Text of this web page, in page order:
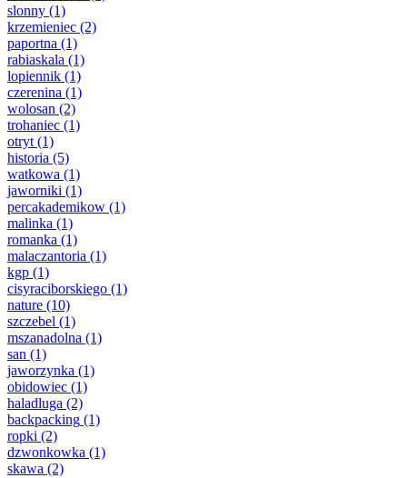
slonny (1)
krzemieniec (2)
paportna (1)
rabiaskala (1)
lopiennik (1)
czerenina (1)
wolosan (2)
trohaniec (1)
otryt (1)
historia (5)
watkowa (1)
jaworniki (1)
percakademikow (1)
malinka (1)
romanka (1)
malaczantoria (1)
kgp (1)
cisyraciborskiego (1)
nature (10)
szczebel (1)
mszanadolna (1)
san (1)
jaworzynka (1)
obidowiec (1)
haladluga (2)
backpacking (1)
ropki (2)
dzwonkowka (1)
skawa (2)